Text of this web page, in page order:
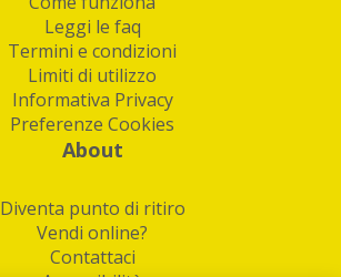
Leggi le faq
Termini e condizioni
Limiti di utilizzo
Informativa Privacy
Preferenze Cookies
About
Diventa punto di ritiro
Vendi online?
Contattaci